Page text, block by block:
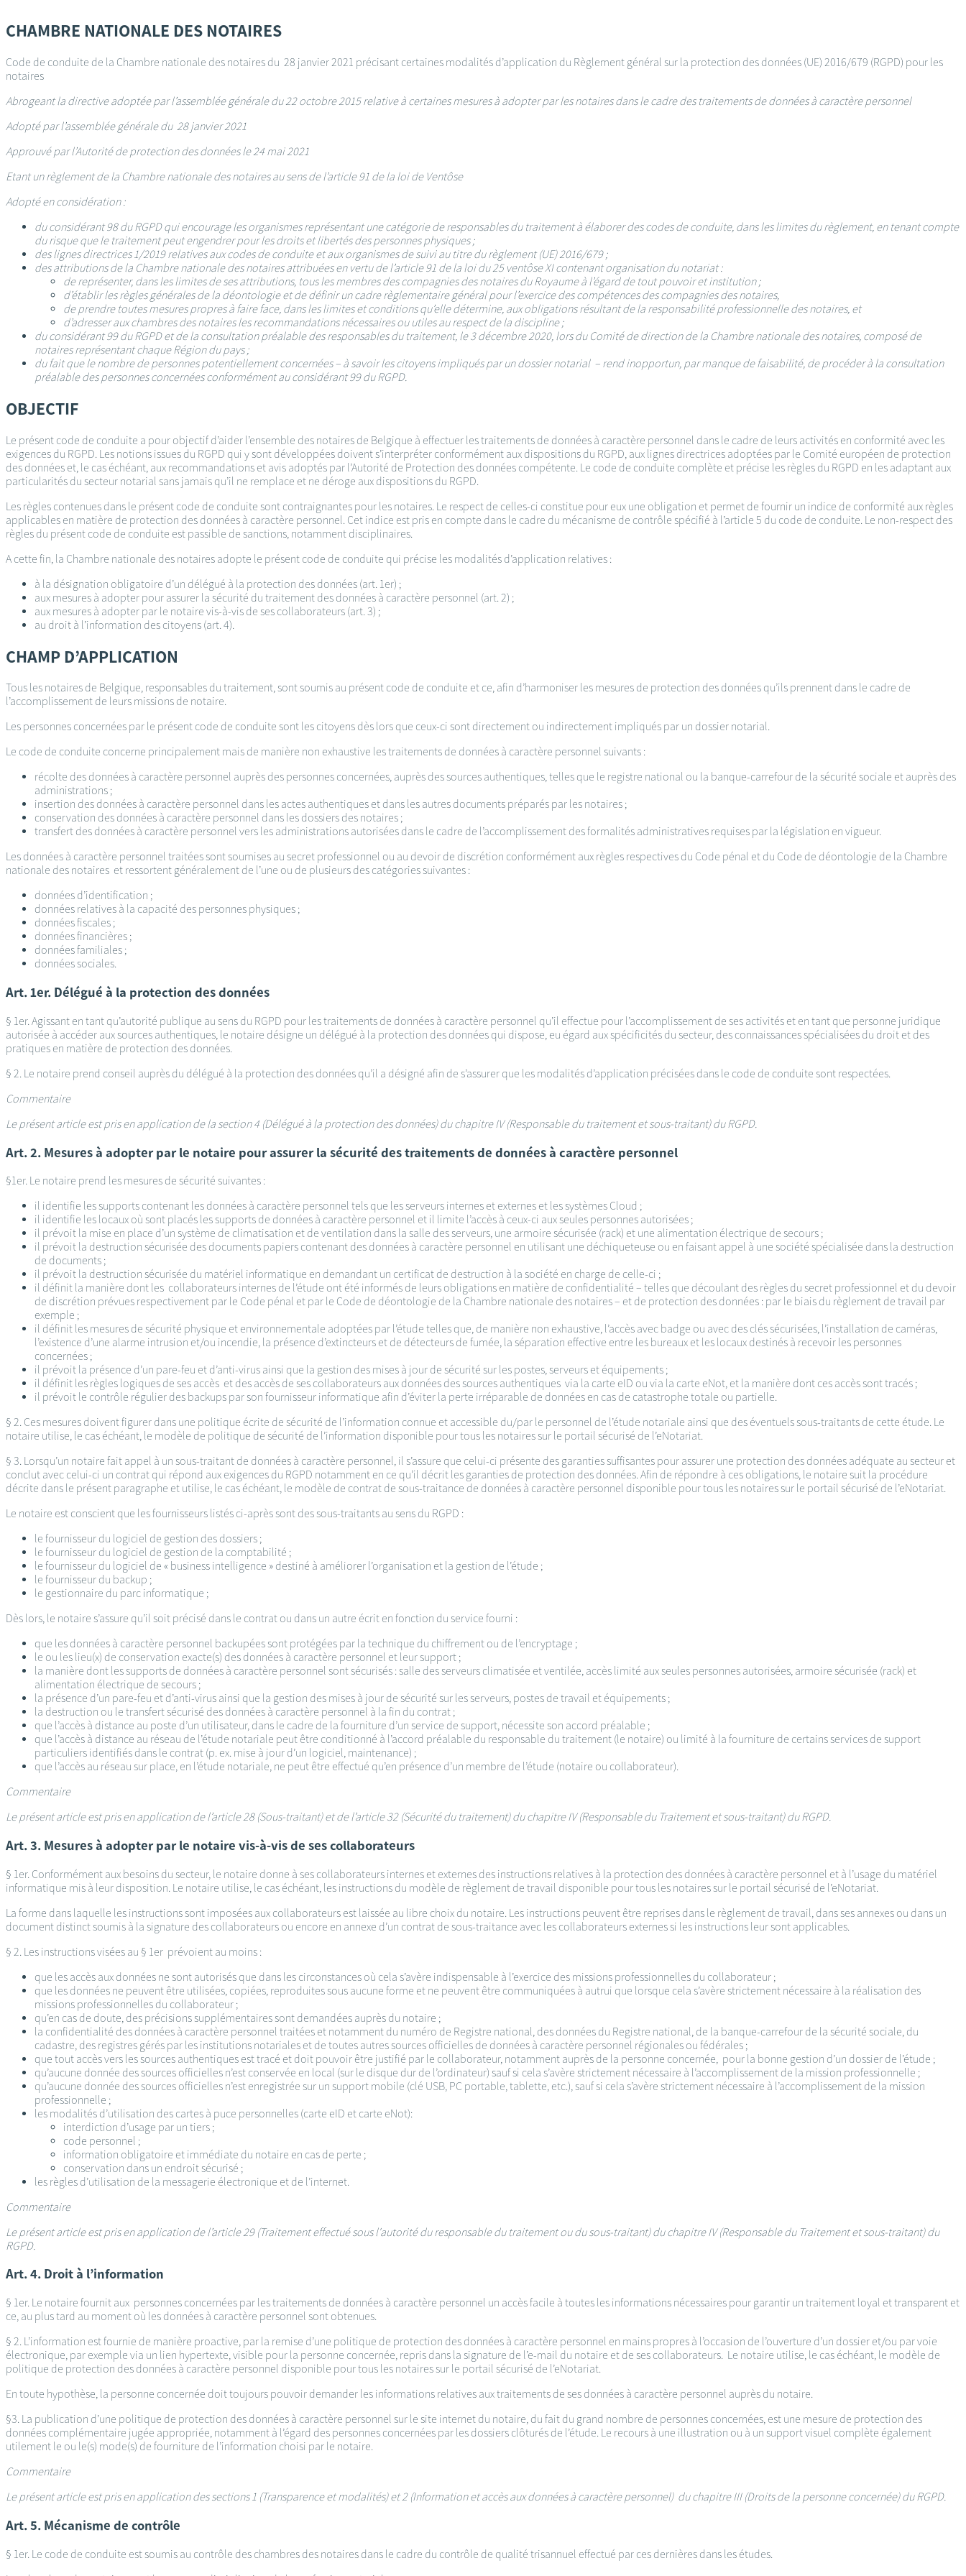
au
contenu
CHAMBRE NATIONALE DES NOTAIRES
Code de conduite de la Chambre nationale des notaires du 28 janvier 2021 précisant certaines modalités d’application du Règlement général sur la protection des données (UE) 2016/679 (RGPD) pour les
notaires
Abrogeant la directive adoptée par l’assemblée générale du 22 octobre 2015 relative à certaines mesures à adopter par les notaires dans le cadre des traitements de données à caractère personnel
Adopté par l’assemblée générale du 28 janvier 2021
Approuvé par l’Autorité de protection des données le 24 mai 2021
Etant un règlement de la Chambre nationale des notaires au sens de l’article 91 de la loi de Ventôse
Adopté en considération :
du considérant 98 du RGPD qui encourage les organismes représentant une catégorie de responsables du traitement à élaborer des codes de conduite, dans les limites du règlement, en tenant compte
du risque que le traitement peut engendrer pour les droits et libertés des personnes physiques ;
des lignes directrices 1/2019 relatives aux codes de conduite et aux organismes de suivi au titre du règlement (UE) 2016/679 ;
des attributions de la Chambre nationale des notaires attribuées en vertu de l’article 91 de la loi du 25 ventôse XI contenant organisation du notariat :
de représenter, dans les limites de ses attributions, tous les membres des compagnies des notaires du Royaume à l’égard de tout pouvoir et institution ;
d’établir les règles générales de la déontologie et de définir un cadre règlementaire général pour l’exercice des compétences des compagnies des notaires,
de prendre toutes mesures propres à faire face, dans les limites et conditions qu’elle détermine, aux obligations résultant de la responsabilité professionnelle des notaires, et
d’adresser aux chambres des notaires les recommandations nécessaires ou utiles au respect de la discipline ;
du considérant 99 du RGPD et de la consultation préalable des responsables du traitement, le 3 décembre 2020, lors du Comité de direction de la Chambre nationale des notaires, composé de
notaires représentant chaque Région du pays ;
du fait que le nombre de personnes potentiellement concernées – à savoir les citoyens impliqués par un dossier notarial – rend inopportun, par manque de faisabilité, de procéder à la consultation
préalable des personnes concernées conformément au considérant 99 du RGPD.
OBJECTIF
Le présent code de conduite a pour objectif d’aider l’ensemble des notaires de Belgique à effectuer les traitements de données à caractère personnel dans le cadre de leurs activités en conformité avec les
exigences du RGPD. Les notions issues du RGPD qui y sont développées doivent s’interpréter conformément aux dispositions du RGPD, aux lignes directrices adoptées par le Comité européen de protection
des données et, le cas échéant, aux recommandations et avis adoptés par l’Autorité de Protection des données compétente. Le code de conduite complète et précise les règles du RGPD en les adaptant aux
particularités du secteur notarial sans jamais qu’il ne remplace et ne déroge aux dispositions du RGPD.
Les règles contenues dans le présent code de conduite sont contraignantes pour les notaires. Le respect de celles-ci constitue pour eux une obligation et permet de fournir un indice de conformité aux règles
applicables en matière de protection des données à caractère personnel. Cet indice est pris en compte dans le cadre du mécanisme de contrôle spécifié à l’article 5 du code de conduite. Le non-respect des
règles du présent code de conduite est passible de sanctions, notamment disciplinaires.
A cette fin, la Chambre nationale des notaires adopte le présent code de conduite qui précise les modalités d’application relatives :
à la désignation obligatoire d’un délégué à la protection des données (art. 1er) ;
aux mesures à adopter pour assurer la sécurité du traitement des données à caractère personnel (art. 2) ;
aux mesures à adopter par le notaire vis-à-vis de ses collaborateurs (art. 3) ;
au droit à l’information des citoyens (art. 4).
CHAMP D’APPLICATION
Tous les notaires de Belgique, responsables du traitement, sont soumis au présent code de conduite et ce, afin d’harmoniser les mesures de protection des données qu’ils prennent dans le cadre de
l’accomplissement de leurs missions de notaire.
Les personnes concernées par le présent code de conduite sont les citoyens dès lors que ceux-ci sont directement ou indirectement impliqués par un dossier notarial.
Le code de conduite concerne principalement mais de manière non exhaustive les traitements de données à caractère personnel suivants :
récolte des données à caractère personnel auprès des personnes concernées, auprès des sources authentiques, telles que le registre national ou la banque-carrefour de la sécurité sociale et auprès des
administrations ;
insertion des données à caractère personnel dans les actes authentiques et dans les autres documents préparés par les notaires ;
conservation des données à caractère personnel dans les dossiers des notaires ;
transfert des données à caractère personnel vers les administrations autorisées dans le cadre de l’accomplissement des formalités administratives requises par la législation en vigueur.
Les données à caractère personnel traitées sont soumises au secret professionnel ou au devoir de discrétion conformément aux règles respectives du Code pénal et du Code de déontologie de la Chambre
nationale des notaires et ressortent généralement de l’une ou de plusieurs des catégories suivantes :
données d’identification ;
données relatives à la capacité des personnes physiques ;
données fiscales ;
données financières ;
données familiales ;
données sociales.
Art. 1er. Délégué à la protection des données
§ 1er. Agissant en tant qu’autorité publique au sens du RGPD pour les traitements de données à caractère personnel qu’il effectue pour l’accomplissement de ses activités et en tant que personne juridique
autorisée à accéder aux sources authentiques, le notaire désigne un délégué à la protection des données qui dispose, eu égard aux spécificités du secteur, des connaissances spécialisées du droit et des
pratiques en matière de protection des données.
§ 2. Le notaire prend conseil auprès du délégué à la protection des données qu’il a désigné afin de s’assurer que les modalités d’application précisées dans le code de conduite sont respectées.
Commentaire
Le présent article est pris en application de la section 4 (Délégué à la protection des données) du chapitre IV (Responsable du traitement et sous-traitant) du RGPD.
Art. 2. Mesures à adopter par le notaire pour assurer la sécurité des traitements de données à caractère personnel
§1er. Le notaire prend les mesures de sécurité suivantes :
il identifie les supports contenant les données à caractère personnel tels que les serveurs internes et externes et les systèmes Cloud ;
il identifie les locaux où sont placés les supports de données à caractère personnel et il limite l’accès à ceux-ci aux seules personnes autorisées ;
il prévoit la mise en place d’un système de climatisation et de ventilation dans la salle des serveurs, une armoire sécurisée (rack) et une alimentation électrique de secours ;
il prévoit la destruction sécurisée des documents papiers contenant des données à caractère personnel en utilisant une déchiqueteuse ou en faisant appel à une société spécialisée dans la destruction
de documents ;
il prévoit la destruction sécurisée du matériel informatique en demandant un certificat de destruction à la société en charge de celle-ci ;
il définit la manière dont les collaborateurs internes de l’étude ont été informés de leurs obligations en matière de confidentialité – telles que découlant des règles du secret professionnel et du devoir
de discrétion prévues respectivement par le Code pénal et par le Code de déontologie de la Chambre nationale des notaires – et de protection des données : par le biais du règlement de travail par
exemple ;
il définit les mesures de sécurité physique et environnementale adoptées par l’étude telles que, de manière non exhaustive, l’accès avec badge ou avec des clés sécurisées, l’installation de caméras,
l’existence d’une alarme intrusion et/ou incendie, la présence d’extincteurs et de détecteurs de fumée, la séparation effective entre les bureaux et les locaux destinés à recevoir les personnes
concernées ;
il prévoit la présence d’un pare-feu et d’anti-virus ainsi que la gestion des mises à jour de sécurité sur les postes, serveurs et équipements ;
il définit les règles logiques de ses accès et des accès de ses collaborateurs aux données des sources authentiques via la carte eID ou via la carte eNot, et la manière dont ces accès sont tracés ;
il prévoit le contrôle régulier des backups par son fournisseur informatique afin d’éviter la perte irréparable de données en cas de catastrophe totale ou partielle.
§ 2. Ces mesures doivent figurer dans une politique écrite de sécurité de l’information connue et accessible du/par le personnel de l’étude notariale ainsi que des éventuels sous-traitants de cette étude. Le
notaire utilise, le cas échéant, le modèle de politique de sécurité de l’information disponible pour tous les notaires sur le portail sécurisé de l’eNotariat.
§ 3. Lorsqu’un notaire fait appel à un sous-traitant de données à caractère personnel, il s’assure que celui-ci présente des garanties suffisantes pour assurer une protection des données adéquate au secteur et
conclut avec celui-ci un contrat qui répond aux exigences du RGPD notamment en ce qu’il décrit les garanties de protection des données. Afin de répondre à ces obligations, le notaire suit la procédure
décrite dans le présent paragraphe et utilise, le cas échéant, le modèle de contrat de sous-traitance de données à caractère personnel disponible pour tous les notaires sur le portail sécurisé de l’eNotariat.
Le notaire est conscient que les fournisseurs listés ci-après sont des sous-traitants au sens du RGPD :
le fournisseur du logiciel de gestion des dossiers ;
le fournisseur du logiciel de gestion de la comptabilité ;
le fournisseur du logiciel de « business intelligence » destiné à améliorer l’organisation et la gestion de l’étude ;
le fournisseur du backup ;
le gestionnaire du parc informatique ;
Dès lors, le notaire s’assure qu’il soit précisé dans le contrat ou dans un autre écrit en fonction du service fourni :
que les données à caractère personnel backupées sont protégées par la technique du chiffrement ou de l’encryptage ;
le ou les lieu(x) de conservation exacte(s) des données à caractère personnel et leur support ;
la manière dont les supports de données à caractère personnel sont sécurisés : salle des serveurs climatisée et ventilée, accès limité aux seules personnes autorisées, armoire sécurisée (rack) et
alimentation électrique de secours ;
la présence d’un pare-feu et d’anti-virus ainsi que la gestion des mises à jour de sécurité sur les serveurs, postes de travail et équipements ;
la destruction ou le transfert sécurisé des données à caractère personnel à la fin du contrat ;
que l’accès à distance au poste d’un utilisateur, dans le cadre de la fourniture d’un service de support, nécessite son accord préalable ;
que l’accès à distance au réseau de l’étude notariale peut être conditionné à l’accord préalable du responsable du traitement (le notaire) ou limité à la fourniture de certains services de support
particuliers identifiés dans le contrat (p. ex. mise à jour d’un logiciel, maintenance) ;
que l’accès au réseau sur place, en l’étude notariale, ne peut être effectué qu’en présence d’un membre de l’étude (notaire ou collaborateur).
Commentaire
Le présent article est pris en application de l’article 28 (Sous-traitant) et de l’article 32 (Sécurité du traitement) du chapitre IV (Responsable du Traitement et sous-traitant) du RGPD.
Art. 3. Mesures à adopter par le notaire vis-à-vis de ses collaborateurs
§ 1er. Conformément aux besoins du secteur, le notaire donne à ses collaborateurs internes et externes des instructions relatives à la protection des données à caractère personnel et à l’usage du matériel
informatique mis à leur disposition. Le notaire utilise, le cas échéant, les instructions du modèle de règlement de travail disponible pour tous les notaires sur le portail sécurisé de l’eNotariat.
La forme dans laquelle les instructions sont imposées aux collaborateurs est laissée au libre choix du notaire. Les instructions peuvent être reprises dans le règlement de travail, dans ses annexes ou dans un
document distinct soumis à la signature des collaborateurs ou encore en annexe d’un contrat de sous-traitance avec les collaborateurs externes si les instructions leur sont applicables.
§ 2. Les instructions visées au § 1er prévoient au moins :
que les accès aux données ne sont autorisés que dans les circonstances où cela s’avère indispensable à l’exercice des missions professionnelles du collaborateur ;
que les données ne peuvent être utilisées, copiées, reproduites sous aucune forme et ne peuvent être communiquées à autrui que lorsque cela s’avère strictement nécessaire à la réalisation des
missions professionnelles du collaborateur ;
qu’en cas de doute, des précisions supplémentaires sont demandées auprès du notaire ;
la confidentialité des données à caractère personnel traitées et notamment du numéro de Registre national, des données du Registre national, de la banque-carrefour de la sécurité sociale, du
cadastre, des registres gérés par les institutions notariales et de toutes autres sources officielles de données à caractère personnel régionales ou fédérales ;
que tout accès vers les sources authentiques est tracé et doit pouvoir être justifié par le collaborateur, notamment auprès de la personne concernée, pour la bonne gestion d’un dossier de l’étude ;
qu’aucune donnée des sources officielles n’est conservée en local (sur le disque dur de l’ordinateur) sauf si cela s’avère strictement nécessaire à l’accomplissement de la mission professionnelle ;
qu’aucune donnée des sources officielles n’est enregistrée sur un support mobile (clé USB, PC portable, tablette, etc.), sauf si cela s’avère strictement nécessaire à l’accomplissement de la mission
professionnelle ;
les modalités d’utilisation des cartes à puce personnelles (carte eID et carte eNot):
interdiction d’usage par un tiers ;
code personnel ;
information obligatoire et immédiate du notaire en cas de perte ;
conservation dans un endroit sécurisé ;
les règles d’utilisation de la messagerie électronique et de l’internet.
Commentaire
Le présent article est pris en application de l’article 29 (Traitement effectué sous l'autorité du responsable du traitement ou du sous-traitant) du chapitre IV (Responsable du Traitement et sous-traitant) du
RGPD.
Art. 4. Droit à l’information
§ 1er. Le notaire fournit aux personnes concernées par les traitements de données à caractère personnel un accès facile à toutes les informations nécessaires pour garantir un traitement loyal et transparent et
ce, au plus tard au moment où les données à caractère personnel sont obtenues.
§ 2. L’information est fournie de manière proactive, par la remise d’une politique de protection des données à caractère personnel en mains propres à l’occasion de l’ouverture d’un dossier et/ou par voie
électronique, par exemple via un lien hypertexte, visible pour la personne concernée, repris dans la signature de l’e-mail du notaire et de ses collaborateurs. Le notaire utilise, le cas échéant, le modèle de
politique de protection des données à caractère personnel disponible pour tous les notaires sur le portail sécurisé de l’eNotariat.
En toute hypothèse, la personne concernée doit toujours pouvoir demander les informations relatives aux traitements de ses données à caractère personnel auprès du notaire.
§3. La publication d’une politique de protection des données à caractère personnel sur le site internet du notaire, du fait du grand nombre de personnes concernées, est une mesure de protection des
données complémentaire jugée appropriée, notamment à l’égard des personnes concernées par les dossiers clôturés de l’étude. Le recours à une illustration ou à un support visuel complète également
utilement le ou le(s) mode(s) de fourniture de l’information choisi par le notaire.
Commentaire
Le présent article est pris en application des sections 1 (Transparence et modalités) et 2 (Information et accès aux données à caractère personnel) du chapitre III (Droits de la personne concernée) du RGPD.
Art. 5. Mécanisme de contrôle
§ 1er. Le code de conduite est soumis au contrôle des chambres des notaires dans le cadre du contrôle de qualité trisannuel effectué par ces dernières dans les études.